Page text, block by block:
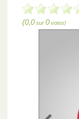
(0,0sur 0votes)